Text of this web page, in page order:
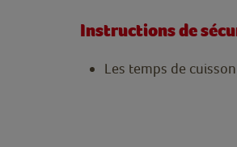
Instructions de
Les temps de